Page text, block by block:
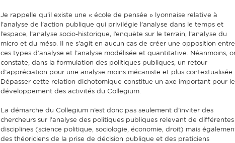
Je rappelle qu’il existe une « école de pensée » lyonnaise relative à
l’analyse de l’action publique qui privilégie l’analyse dans le temps et
l’espace, l’analyse socio-historique, l’enquête sur le terrain, l’analyse du
micro et du méso. Il ne s’agit en aucun cas de créer une opposition entre
ces types d’analyse et l’analyse modélisée et quantitative. Néanmoins,
constate, dans la formulation des politiques publiques, un retour
d’appréciation pour une analyse moins mécaniste et plus contextualisée.
Dépasser cette relation dichotomique constitue un axe important pour le
développement des activités du Collegium.
La démarche du Collegium n’est donc pas seulement d’inviter des
chercheurs sur l’analyse des politiques publiques relevant de différentes
disciplines (science politique, sociologie, économie, droit) mais
des théoriciens de la prise de décision publique et des praticiens